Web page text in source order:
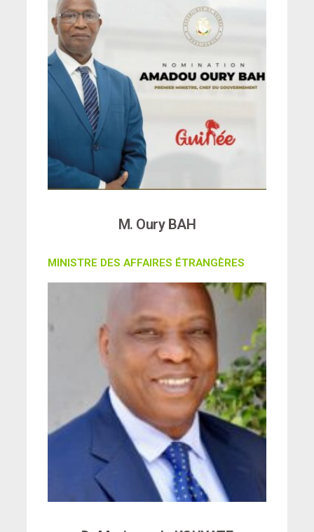
M. Oury BAH
MINISTRE DES AFFAIRES ÉTRANGÈRES